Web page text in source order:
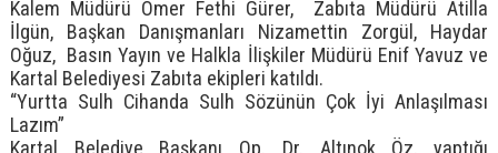
Kalem Müdürü Ömer Fethi Gürer, Zabıta Müdürü Atilla
İlgün, Başkan Danışmanları Nizamettin Zorgül, Haydar
Oğuz, Basın Yayın ve Halkla İlişkiler Müdürü Enif Yavuz ve
Kartal Belediyesi Zabıta ekipleri katıldı.
“Yurtta Sulh Cihanda Sulh Sözünün Çok İyi Anlaşılması
Lazım”
Kartal Belediye Başkanı Op. Dr. Altınok Öz, yaptığı